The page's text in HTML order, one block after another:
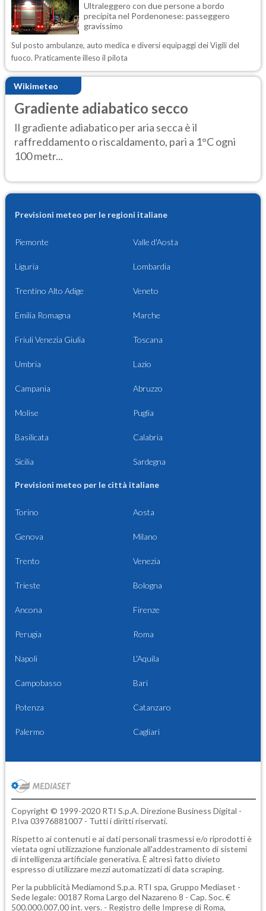
Ultraleggero con due persone a bordo
precipita nel Pordenonese: passeggero
gravissimo
Sul posto ambulanze, auto medica e diversi equipaggi dei Vigili del
fuoco. Praticamente illeso il pilota
Wikimeteo
Gradiente adiabatico secco
Il gradiente adiabatico per aria secca è il
raffreddamento o riscaldamento, pari a 1°C ogni
100 metr...
Previsioni meteo per le regioni italiane
Piemonte Valle d'Aosta
Liguria Lombardia
Trentino Alto Adige Veneto
Emilia Romagna Marche
Friuli Venezia Giulia Toscana
Umbria Lazio
Campania Abruzzo
Molise Puglia
Basilicata Calabria
Sicilia Sardegna
Previsioni meteo per le città italiane
Torino Aosta
Genova Milano
Trento Venezia
Trieste Bologna
Ancona Firenze
Perugia Roma
Napoli L'Aquila
Campobasso Bari
Potenza Catanzaro
Palermo Cagliari
Copyright © 1999-2020 RTI S.p.A. Direzione Business Digital -
P.Iva 03976881007 - Tutti i diritti riservati.
Rispetto ai contenuti e ai dati personali trasmessi e/o riprodotti è
vietata ogni utilizzazione funzionale all'addestramento di sistemi
di intelligenza artificiale generativa. È altresì fatto divieto
espresso di utilizzare mezzi automatizzati di data scraping.
Per la pubblicità Mediamond S.p.a. RTI spa, Gruppo Mediaset -
Sede legale: 00187 Roma Largo del Nazareno 8 - Cap. Soc. €
500.000.007,00 int. vers. - Registro delle Imprese di Roma,